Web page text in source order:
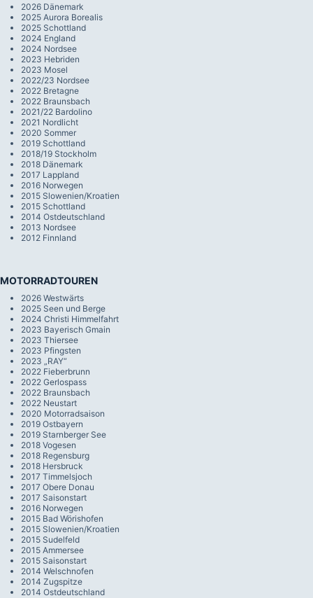
2026 Dänemark
2025 Aurora Borealis
2025 Schottland
2024 England
2024 Nordsee
2023 Hebriden
2023 Mosel
2022/23 Nordsee
2022 Bretagne
2022 Braunsbach
2021/22 Bardolino
2021 Nordlicht
2020 Sommer
2019 Schottland
2018/19 Stockholm
2018 Dänemark
2017 Lappland
2016 Norwegen
2015 Slowenien/Kroatien
2015 Schottland
2014 Ostdeutschland
2013 Nordsee
2012 Finnland
MOTORRADTOUREN
2026 Westwärts
2025 Seen und Berge
2024 Christi Himmelfahrt
2023 Bayerisch Gmain
2023 Thiersee
2023 Pfingsten
2023 „RAY“
2022 Fieberbrunn
2022 Gerlospass
2022 Braunsbach
2022 Neustart
2020 Motorradsaison
2019 Ostbayern
2019 Starnberger See
2018 Vogesen
2018 Regensburg
2018 Hersbruck
2017 Timmelsjoch
2017 Obere Donau
2017 Saisonstart
2016 Norwegen
2015 Bad Wörishofen
2015 Slowenien/Kroatien
2015 Sudelfeld
2015 Ammersee
2015 Saisonstart
2014 Welschnofen
2014 Zugspitze
2014 Ostdeutschland